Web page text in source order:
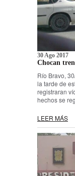
30 Ago 2017
Chocan
Río Bravo,
la tarde de
registraran
hechos se
LEER MÁS